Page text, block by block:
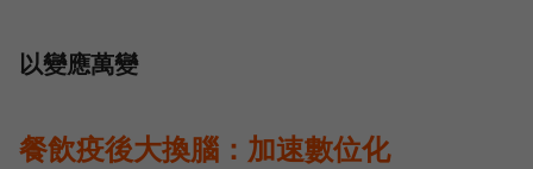
以變應萬變
餐飲疫後大換腦：加速數位化